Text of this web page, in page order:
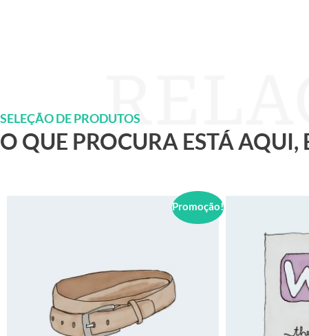
SELEÇÃO DE PRODUTOS
O QUE PROCURA ESTÁ AQUI,
Promoção!